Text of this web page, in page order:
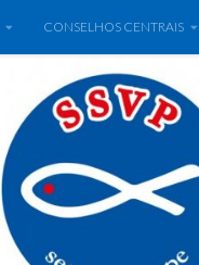
CONSELHOS CENTRAIS